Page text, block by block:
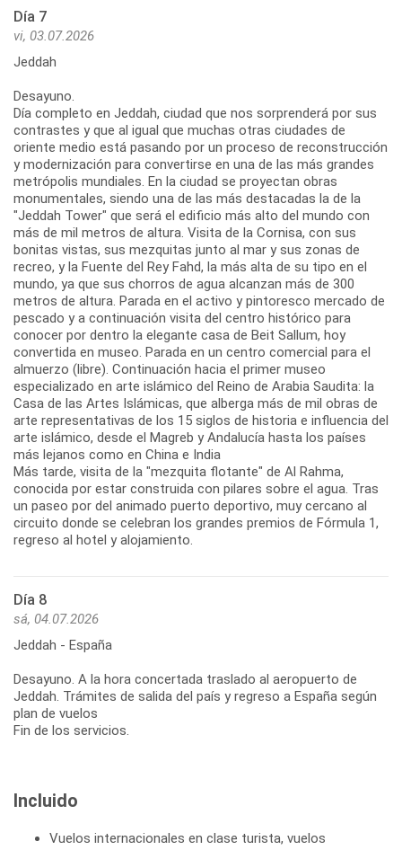
Día 7
vi, 03.07.2026
Jeddah
Desayuno.
Día completo en Jeddah, ciudad que nos sorprenderá por sus
contrastes y que al igual que muchas otras ciudades de
oriente medio está pasando por un proceso de reconstrucción
y modernización para convertirse en una de las más grandes
metrópolis mundiales. En la ciudad se proyectan obras
monumentales, siendo una de las más destacadas la de la
"Jeddah Tower" que será el edificio más alto del mundo con
más de mil metros de altura. Visita de la Cornisa, con sus
bonitas vistas, sus mezquitas junto al mar y sus zonas de
recreo, y la Fuente del Rey Fahd, la más alta de su tipo en el
mundo, ya que sus chorros de agua alcanzan más de 300
metros de altura. Parada en el activo y pintoresco mercado de
pescado y a continuación visita del centro histórico para
conocer por dentro la elegante casa de Beit Sallum, hoy
convertida en museo. Parada en un centro comercial para el
almuerzo (libre). Continuación hacia el primer museo
especializado en arte islámico del Reino de Arabia Saudita: la
Casa de las Artes Islámicas, que alberga más de mil obras de
arte representativas de los 15 siglos de historia e influencia del
arte islámico, desde el Magreb y Andalucía hasta los países
más lejanos como en China e India
Más tarde, visita de la "mezquita flotante" de Al Rahma,
conocida por estar construida con pilares sobre el agua. Tras
un paseo por del animado puerto deportivo, muy cercano al
circuito donde se celebran los grandes premios de Fórmula 1,
regreso al hotel y alojamiento.
Día 8
sá, 04.07.2026
Jeddah - España
Desayuno. A la hora concertada traslado al aeropuerto de
Jeddah. Trámites de salida del país y regreso a España según
plan de vuelos
Fin de los servicios.
Incluido
Vuelos internacionales en clase turista, vuelos